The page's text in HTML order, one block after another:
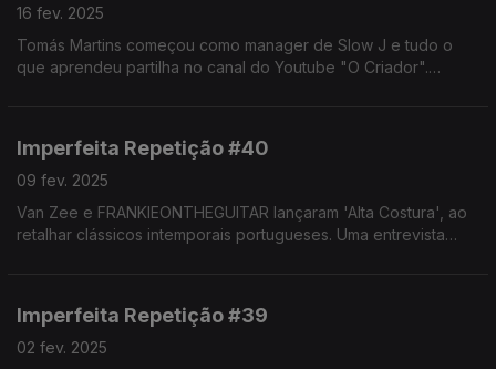
16 fev. 2025
Tomás Martins começou como manager de Slow J e tudo o
que aprendeu partilha no canal do Youtube "O Criador".
Imperfeita Repetição #40
09 fev. 2025
Van Zee e FRANKIEONTHEGUITAR lançaram 'Alta Costura', ao
retalhar clássicos intemporais portugueses. Uma entrevista
Imperfeita Repetição #39
02 fev. 2025